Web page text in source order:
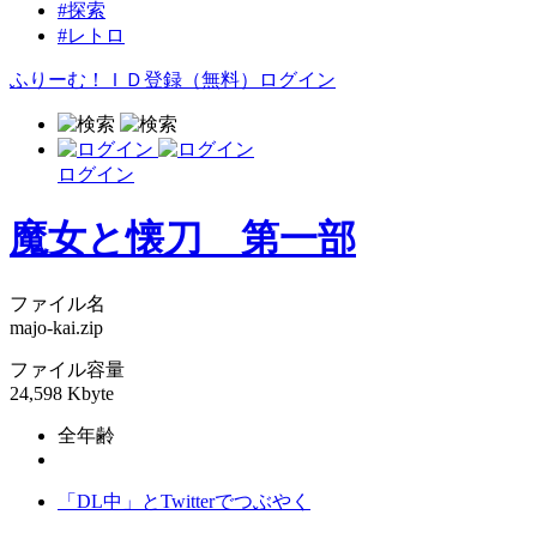
#探索
#レトロ
ふりーむ！ＩＤ登録（無料） ログイン
ログイン
魔女と懐刀 第一部
ファイル名
majo-kai.zip
ファイル容量
24,598 Kbyte
全年齢
「DL中」とTwitterでつぶやく